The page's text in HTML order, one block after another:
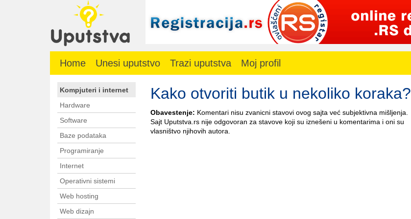
Home Unesi uputstvo Trazi uputstva Moj profil
Kako otvoriti butik u nekoliko koraka?
Obavestenje: Komentari nisu zvanicni stavovi ovog sajta već subjektivna mišljenja.
Sajt Uputstva.rs nije odgovoran za stavove koji su iznešeni u komentarima i oni su
vlasništvo njihovih autora.
Kompjuteri i internet
Hardware
Software
Baze podataka
Programiranje
Internet
Operativni sistemi
Web hosting
Web dizajn